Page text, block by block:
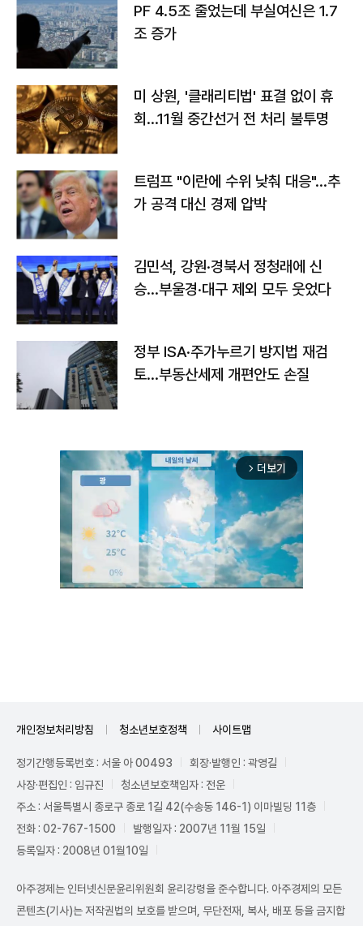
PF 4.5조 줄었는데 부실여신은 1.7
조 증가
미 상원, '클래리티법' 표결 없이 휴
회…11월 중간선거 전 처리 불투명
트럼프 "이란에 수위 낮춰 대응"…추
가 공격 대신 경제 압박
김민석, 강원·경북서 정청래에 신
승…부울경·대구 제외 모두 웃었다
정부 ISA·주가누르기 방지법 재검
토…부동산세제 개편안도 손질
arrow_forward_ios 더보기
개인정보처리방침 청소년보호정책 사이트맵
정기간행등록번호 : 서울 아 00493
회장·발행인 : 곽영길
사장·편집인 : 임규진
청소년보호책임자 : 전운
주소 : 서울특별시 종로구 종로 1길 42(수송동 146-1) 이마빌딩 11층
전화 : 02-767-1500
발행일자 : 2007년 11월 15일
등록일자 : 2008년 01월10일
아주경제는 인터넷신문윤리위원회 윤리강령을 준수합니다. 아주경제의 모든
콘텐츠(기사)는 저작권법의 보호를 받으며, 무단전재, 복사, 배포 등을 금지합